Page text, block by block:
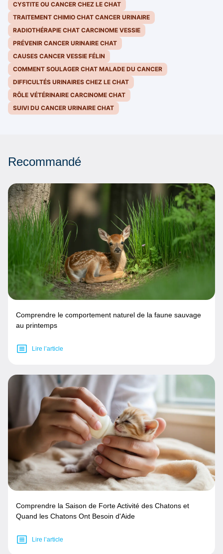
CYSTITE OU CANCER CHEZ LE CHAT
TRAITEMENT CHIMIO CHAT CANCER URINAIRE
RADIOTHÉRAPIE CHAT CARCINOME VESSIE
PRÉVENIR CANCER URINAIRE CHAT
CAUSES CANCER VESSIE FÉLIN
COMMENT SOULAGER CHAT MALADE DU CANCER
DIFFICULTÉS URINAIRES CHEZ LE CHAT
RÔLE VÉTÉRINAIRE CARCINOME CHAT
SUIVI DU CANCER URINAIRE CHAT
Recommandé
Comprendre le comportement naturel de la faune sauvage
au printemps
Lire l’article
Comprendre la Saison de Forte Activité des Chatons et
Quand les Chatons Ont Besoin d'Aide
Lire l’article